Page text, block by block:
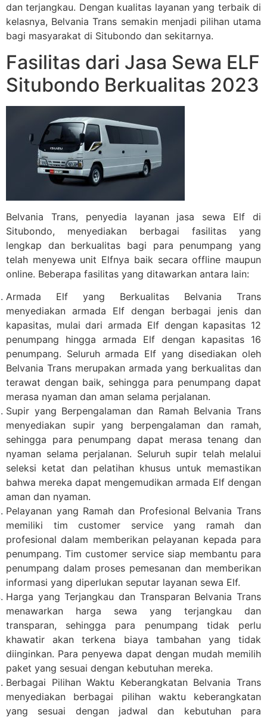
dan terjangkau. Dengan kualitas layanan yang terbaik di
kelasnya, Belvania Trans semakin menjadi pilihan utama
bagi masyarakat di Situbondo dan sekitarnya.
Fasilitas dari Jasa Sewa ELF
Situbondo Berkualitas 2023
Belvania Trans, penyedia layanan jasa sewa Elf di
Situbondo, menyediakan berbagai fasilitas yang
lengkap dan berkualitas bagi para penumpang yang
telah menyewa unit Elfnya baik secara offline maupun
online. Beberapa fasilitas yang ditawarkan antara lain:
Armada Elf yang Berkualitas Belvania Trans
menyediakan armada Elf dengan berbagai jenis dan
kapasitas, mulai dari armada Elf dengan kapasitas 12
penumpang hingga armada Elf dengan kapasitas 16
penumpang. Seluruh armada Elf yang disediakan oleh
Belvania Trans merupakan armada yang berkualitas dan
terawat dengan baik, sehingga para penumpang dapat
merasa nyaman dan aman selama perjalanan.
Supir yang Berpengalaman dan Ramah Belvania Trans
menyediakan supir yang berpengalaman dan ramah,
sehingga para penumpang dapat merasa tenang dan
nyaman selama perjalanan. Seluruh supir telah melalui
seleksi ketat dan pelatihan khusus untuk memastikan
bahwa mereka dapat mengemudikan armada Elf dengan
aman dan nyaman.
Pelayanan yang Ramah dan Profesional Belvania Trans
memiliki tim customer service yang ramah dan
profesional dalam memberikan pelayanan kepada para
penumpang. Tim customer service siap membantu para
penumpang dalam proses pemesanan dan memberikan
informasi yang diperlukan seputar layanan sewa Elf.
Harga yang Terjangkau dan Transparan Belvania Trans
menawarkan harga sewa yang terjangkau dan
transparan, sehingga para penumpang tidak perlu
khawatir akan terkena biaya tambahan yang tidak
diinginkan. Para penyewa dapat dengan mudah memilih
paket yang sesuai dengan kebutuhan mereka.
Berbagai Pilihan Waktu Keberangkatan Belvania Trans
menyediakan berbagai pilihan waktu keberangkatan
yang sesuai dengan jadwal dan kebutuhan para